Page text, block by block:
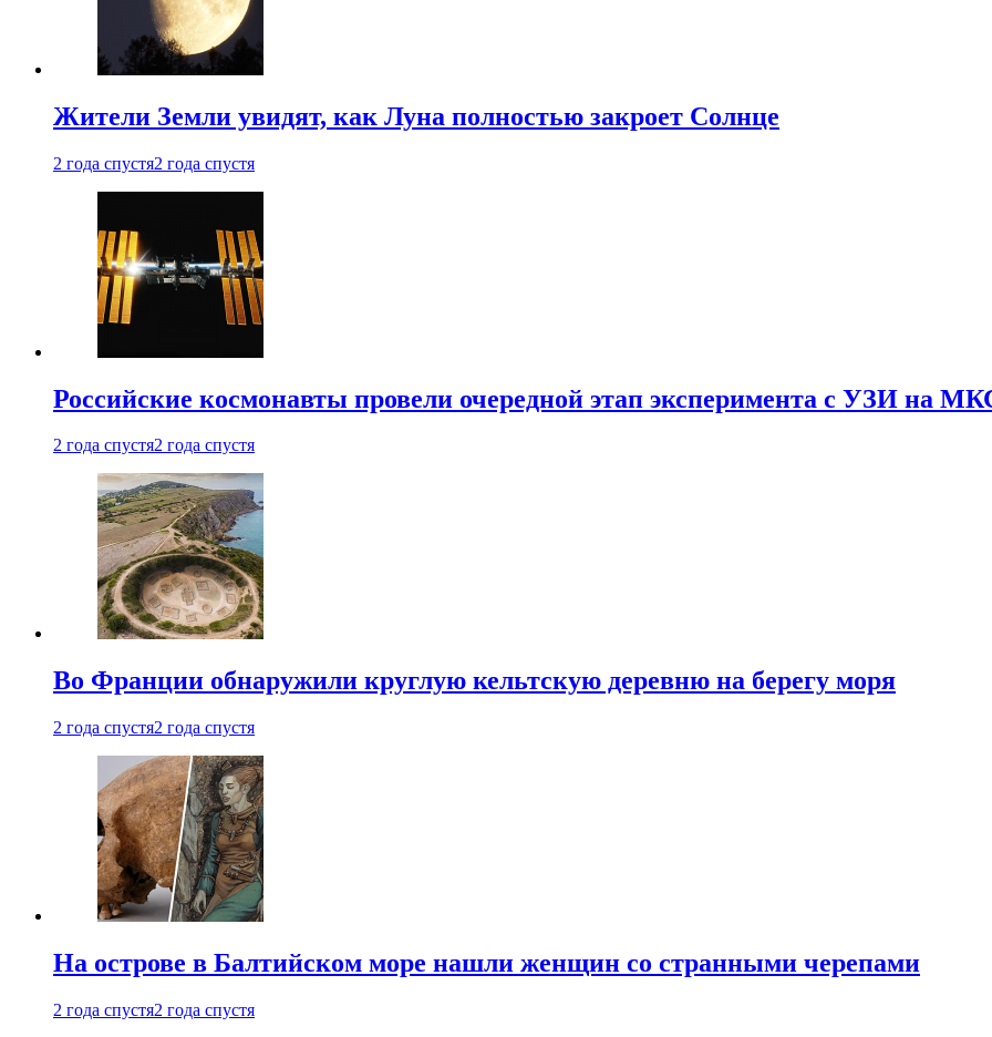
Жители Земли увидят, как Луна полностью закроет Солнце
2 года спустя2 года спустя
Российские космонавты провели очередной этап эксперимента с УЗИ на
2 года спустя2 года спустя
Во Франции обнаружили круглую кельтскую деревню на берегу моря
2 года спустя2 года спустя
На острове в Балтийском море нашли женщин со странными черепами
2 года спустя2 года спустя